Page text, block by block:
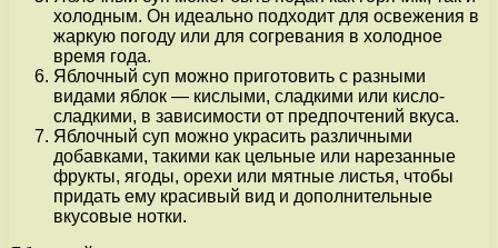
холодным. Он идеально подходит для освежения в
жаркую погоду или для согревания в холодное
время года.
Яблочный суп можно приготовить с разными
видами яблок — кислыми, сладкими или кисло-
сладкими, в зависимости от предпочтений вкуса.
Яблочный суп можно украсить различными
добавками, такими как цельные или нарезанные
фрукты, ягоды, орехи или мятные листья, чтобы
придать ему красивый вид и дополнительные
вкусовые нотки.